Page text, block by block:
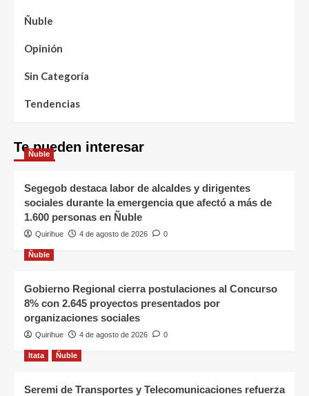
Ñuble
Opinión
Sin Categoría
Tendencias
Te pueden interesar
Ñuble
Segegob destaca labor de alcaldes y dirigentes
sociales durante la emergencia que afectó a más de
1.600 personas en Ñuble
Quirihue 4 de agosto de 2026 0
Ñuble
Gobierno Regional cierra postulaciones al Concurso
8% con 2.645 proyectos presentados por
organizaciones sociales
Quirihue 4 de agosto de 2026 0
Itata Ñuble
Seremi de Transportes y Telecomunicaciones refuerza